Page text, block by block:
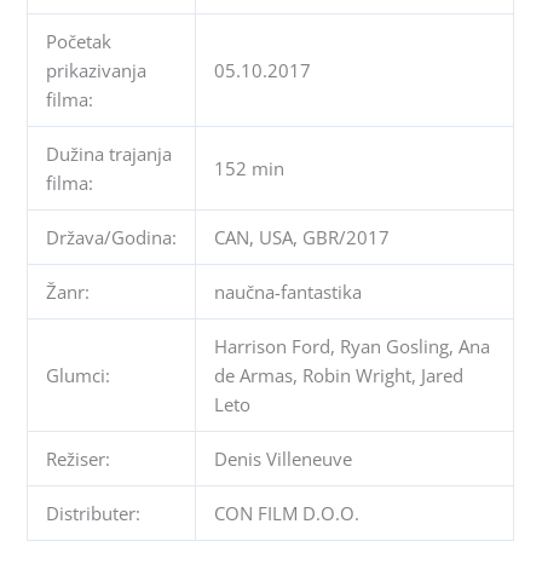
Početak
prikazivanja
filma:
05.10.2017
Dužina trajanja
filma:
152 min
Država/Godina: CAN, USA, GBR/2017
Žanr: naučna-fantastika
Glumci:
Harrison Ford, Ryan Gosling, Ana
de Armas, Robin Wright, Jared
Leto
Režiser: Denis Villeneuve
Distributer: CON FILM D.O.O.